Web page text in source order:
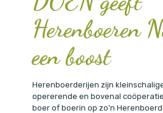
Herenboeren
een boost
Herenboerderijen zijn
opererende en bovenal
boer of boerin op zo’n